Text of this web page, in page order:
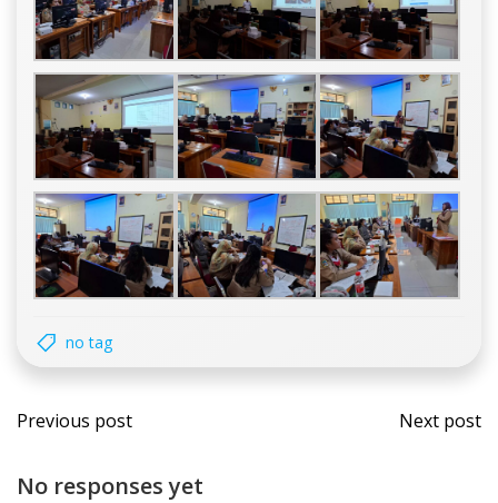
no tag
Post
navigation
Previous post
Post
Next post
No responses yet